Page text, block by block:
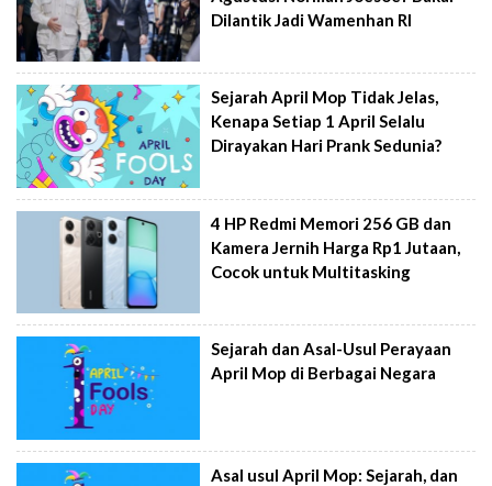
Dilantik Jadi Wamenhan RI
Sejarah April Mop Tidak Jelas,
Kenapa Setiap 1 April Selalu
Dirayakan Hari Prank Sedunia?
4 HP Redmi Memori 256 GB dan
Kamera Jernih Harga Rp1 Jutaan,
Cocok untuk Multitasking
Sejarah dan Asal-Usul Perayaan
April Mop di Berbagai Negara
Asal usul April Mop: Sejarah, dan